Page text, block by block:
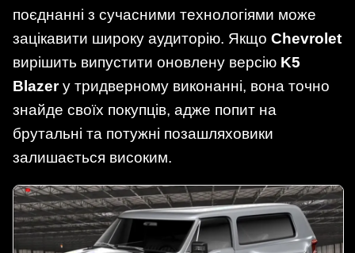
поєднанні з сучасними технологіями може
зацікавити широку аудиторію. Якщо Chevrolet
вирішить випустити оновлену версію K5
Blazerу тридверному виконанні, вона точно
знайде своїх покупців, адже попит на
брутальні та потужні позашляховики
залишається високим.